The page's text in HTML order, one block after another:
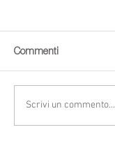
Commenti
Scrivi un commento...